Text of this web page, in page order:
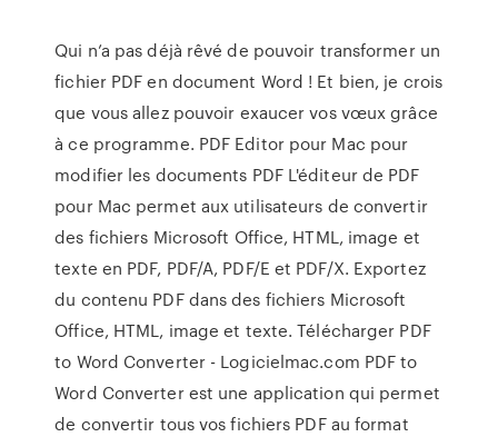
Qui n’a pas déjà rêvé de pouvoir transformer un
fichier PDF en document Word ! Et bien, je crois
que vous allez pouvoir exaucer vos vœux grâce
à ce programme. PDF Editor pour Mac pour
modifier les documents PDF L'éditeur de PDF
pour Mac permet aux utilisateurs de convertir
des fichiers Microsoft Office, HTML, image et
texte en PDF, PDF/A, PDF/E et PDF/X. Exportez
du contenu PDF dans des fichiers Microsoft
Office, HTML, image et texte. Télécharger PDF
to Word Converter - Logicielmac.com PDF to
Word Converter est une application qui permet
de convertir tous vos fichiers PDF au format